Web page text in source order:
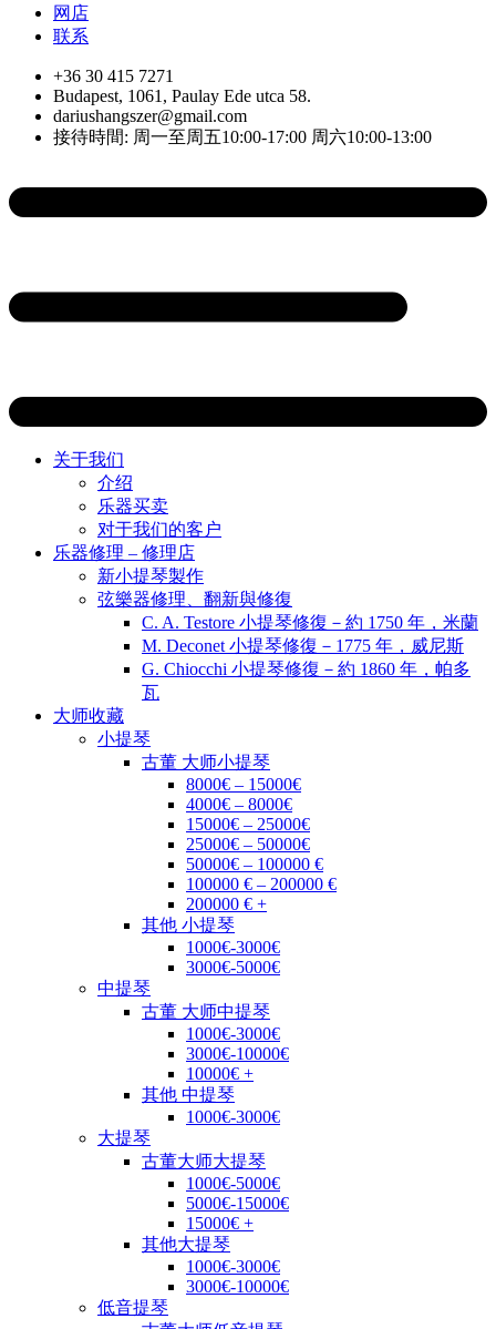
网店
联系
+36 30 415 7271
Budapest, 1061, Paulay Ede utca 58.
dariushangszer@gmail.com
接待時間: 周一至周五10:00-17:00 周六10:00-13:00
关于我们
介绍
乐器买卖
对于我们的客户
乐器修理 – 修理店
新小提琴製作
弦樂器修理、翻新與修復
C. A. Testore 小提琴修復－約 1750 年，米蘭
M. Deconet 小提琴修復－1775 年，威尼斯
G. Chiocchi 小提琴修復－約 1860 年，帕多
瓦
大师收藏
小提琴
古董 大师小提琴
8000€ – 15000€
4000€ – 8000€
15000€ – 25000€
25000€ – 50000€
50000€ – 100000 €
100000 € – 200000 €
200000 € +
其他 小提琴
1000€-3000€
3000€-5000€
中提琴
古董 大师中提琴
1000€-3000€
3000€-10000€
10000€ +
其他 中提琴
1000€-3000€
大提琴
古董大师大提琴
1000€-5000€
5000€-15000€
15000€ +
其他大提琴
1000€-3000€
3000€-10000€
低音提琴